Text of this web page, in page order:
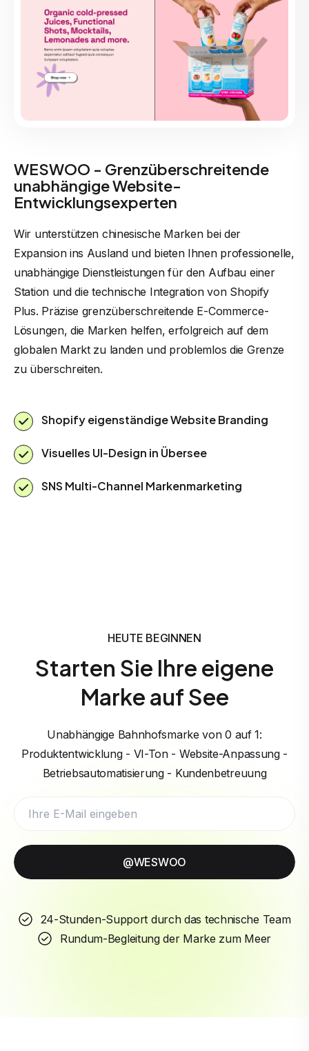
WESWOO - Grenzüberschreitende
unabhängige Website-
Entwicklungsexperten
Wir unterstützen chinesische Marken bei der
Expansion ins Ausland und bieten Ihnen professionelle,
unabhängige Dienstleistungen für den Aufbau einer
Station und die technische Integration von Shopify
Plus. Präzise grenzüberschreitende E-Commerce-
Lösungen, die Marken helfen, erfolgreich auf dem
globalen Markt zu landen und problemlos die Grenze
zu überschreiten.
Shopify eigenständige Website Branding
Visuelles UI-Design in Übersee
SNS Multi-Channel Markenmarketing
HEUTE BEGINNEN
Starten Sie Ihre eigene
Marke auf See
Unabhängige Bahnhofsmarke von 0 auf 1:
Produktentwicklung - VI-Ton - Website-Anpassung -
Betriebsautomatisierung - Kundenbetreuung
@WESWOO
24-Stunden-Support durch das technische Team
Rundum-Begleitung der Marke zum Meer